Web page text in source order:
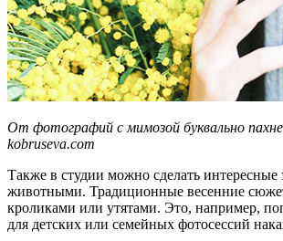
От фотографий с мимозой буквально
kobruseva.com
Также в студии можно сделать интересные
животными. Традиционные весенние
кроликами или утятами. Это, например,
для детских или семейных фотосессий